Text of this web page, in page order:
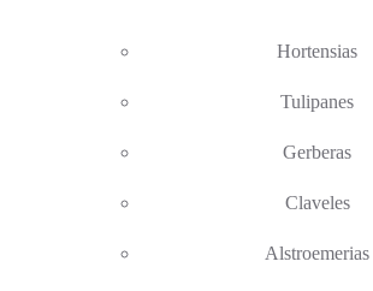
Hortensias
Tulipanes
Gerberas
Claveles
Alstroemerias